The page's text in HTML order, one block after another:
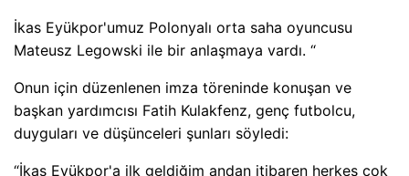
İkas Eyükpor'umuz Polonyalı orta saha oyuncusu
Mateusz Legowski ile bir anlaşmaya vardı. “
Onun için düzenlenen imza töreninde konuşan ve
başkan yardımcısı Fatih Kulakfenz, genç futbolcu,
duyguları ve düşünceleri şunları söyledi:
“İkas Eyükpor'a ilk geldiğim andan itibaren herkes çok